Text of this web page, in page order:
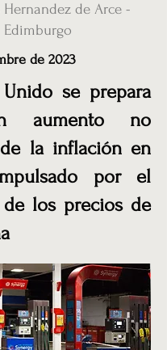
Hernandez de Arce -
Edimburgo
de 2023
se prepara
aumento no
la inflación en
por el
de los precios de